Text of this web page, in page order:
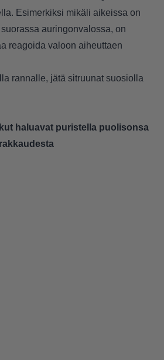
Esimerkiksi mikäli aikeissa on
auringonvalossa, on
reagoida valoon aiheuttaen
rannalle, jätä sitruunat suosiolla
haluavat puristella puolisonsa